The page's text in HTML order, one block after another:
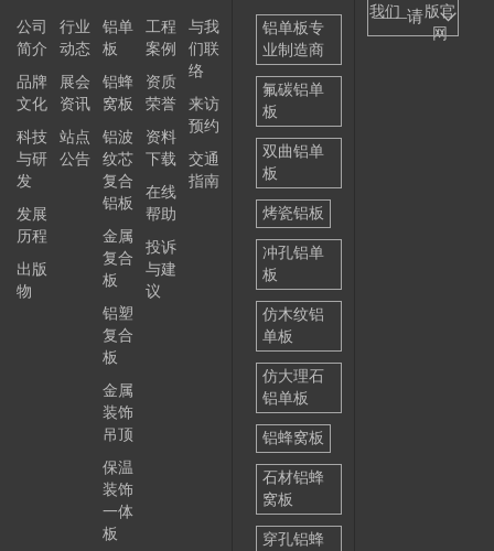
公司
简介
品牌
文化
科技
与研
发
发展
历程
出版
物
行业
动态
展会
资讯
站点
公告
铝单
板
铝蜂
窝板
铝波
纹芯
复合
铝板
金属
复合
板
铝塑
复合
板
金属
装饰
吊顶
保温
装饰
一体
板
工程
案例
资质
荣誉
资料
下载
在线
帮助
投诉
与建
议
与我
们联
络
来访
预约
交通
指南
铝单板专
业制造商
氟碳铝单
板
双曲铝单
板
烤瓷铝板
冲孔铝单
板
仿木纹铝
单板
仿大理石
铝单板
铝蜂窝板
石材铝蜂
窝板
穿孔铝蜂
我们
版官
网
——请